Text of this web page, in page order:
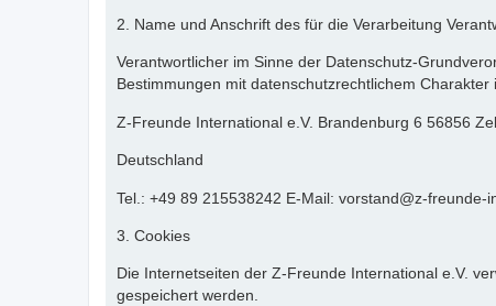
2. Name und Anschrift des für die Verarbeitung
Verantwortlicher im Sinne der Datenschutz-
Bestimmungen mit datenschutzrechtlichem Charakter
Z-Freunde International e.V. Brandenburg 6 56856
Deutschland
Tel.: +49 89 215538242 E-Mail: vorstand@z-
3. Cookies
Die Internetseiten der Z-Freunde International e.V.
gespeichert werden.